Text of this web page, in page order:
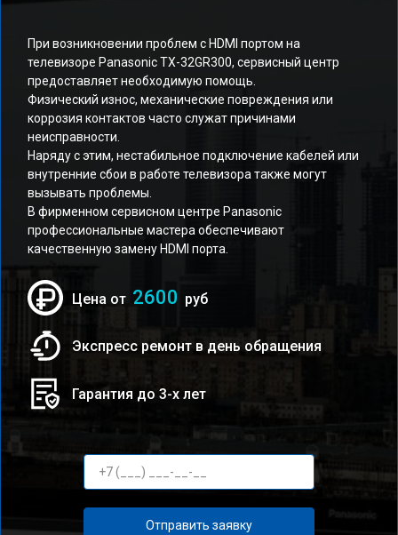
При возникновении проблем с HDMI портом на
телевизоре Panasonic TX-32GR300, сервисный центр
предоставляет необходимую помощь.
Физический износ, механические повреждения или
коррозия контактов часто служат причинами
неисправности.
Наряду с этим, нестабильное подключение кабелей или
внутренние сбои в работе телевизора также могут
вызывать проблемы.
В фирменном сервисном центре Panasonic
профессиональные мастера обеспечивают
качественную замену HDMI порта.
Цена от 2600 руб
Экспресс ремонт в день обращения
Гарантия до 3-х лет
Отправить заявку